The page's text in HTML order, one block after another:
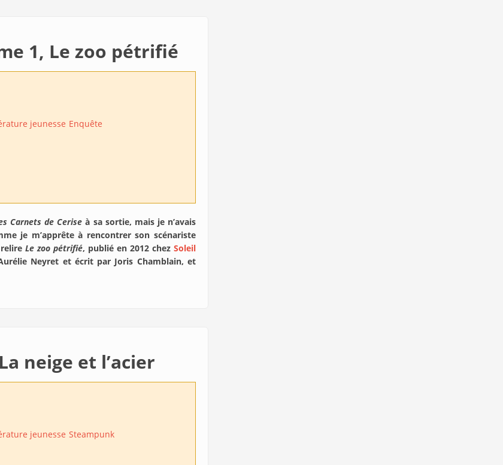
1, Le zoo pétrifié
jeunesse Enquête
Carnets de Cerise à sa sortie, mais je n’avais
je m’apprête à rencontrer son scénariste
Le zoo pétrifié, publié en 2012 chez Soleil
Neyret et écrit par Joris Chamblain, et
neige et l’acier
jeunesse Steampunk